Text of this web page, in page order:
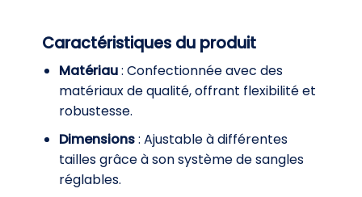
Caractéristiques du produit
Matériau: Confectionnée avec des
matériaux de qualité, offrant flexibilité et
robustesse.
Dimensions: Ajustable à différentes
tailles grâce à son système de sangles
réglables.